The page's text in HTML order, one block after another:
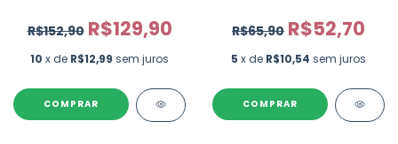
R$152,90 R$129,90
10 x de R$12,99 sem juros
COMPRAR
R$65,90 R$52,70
5 x de R$10,54 sem juros